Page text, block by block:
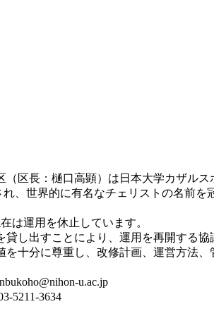
区長：樋口高顕）は日本大学カザル
、世界的に有名なチェリストの名前
は運用を休止しています。
し出すことにより、運用を再開する協
十分に尊重し、改修計画、運営方法
u.ac.jp
3634